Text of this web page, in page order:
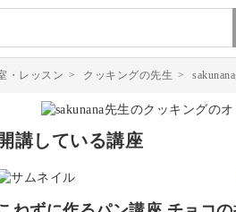
・レッスン > クッキングの先生 >
開講している講座